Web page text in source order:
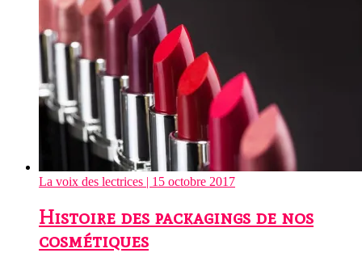
La voix des lectrices | 15 octobre 2017
Histoire des packagings de nos
cosmétiques